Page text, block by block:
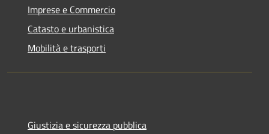
Imprese e Commercio
Catasto e urbanistica
Mobilità e trasporti
Giustizia e sicurezza pubblica